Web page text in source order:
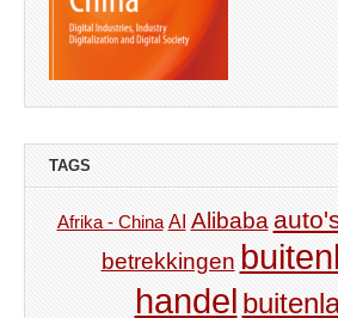
TAGS
Afrika - China AI Alibaba
betrekkingen
handel